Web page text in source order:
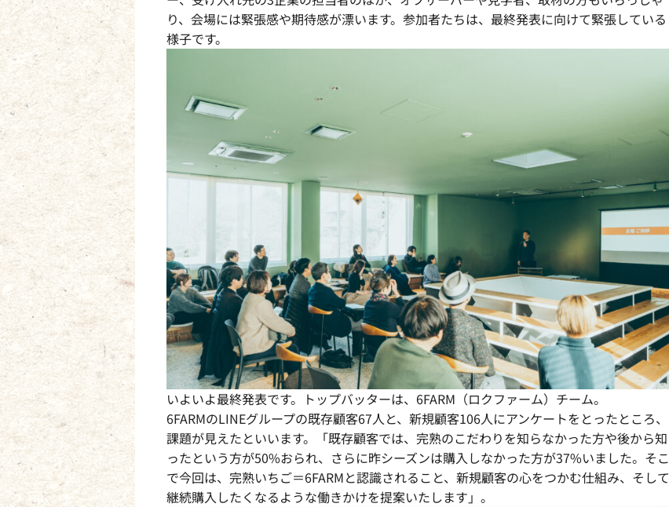
り、会場には緊張感や期待感が漂います。参加者たちは、最終発表に向けて緊張している
様子です。
いよいよ最終発表です。トップバッターは、6FARM（ロクファーム）チーム。
6FARMのLINEグループの既存顧客67人と、新規顧客106人にアンケートをとったところ、
課題が見えたといいます。「既存顧客では、完熟のこだわりを知らなかった方や後から知
ったという方が50%おられ、さらに昨シーズンは購入しなかった方が37%いました。そこ
で今回は、完熟いちご＝6FARMと認識されること、新規顧客の心をつかむ仕組み、そして
継続購入したくなるような働きかけを提案いたします」。